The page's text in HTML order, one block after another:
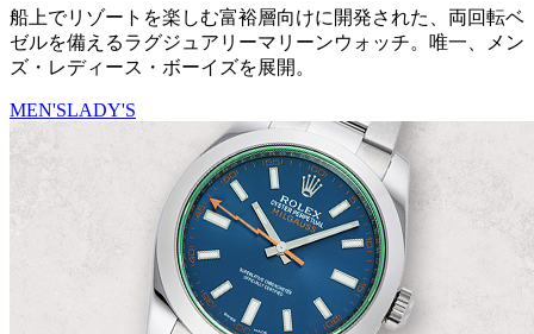
船上でリゾートを楽しむ富裕層向けに開発された、両回転ベ
ゼルを備えるラグジュアリーマリーンウォッチ。唯一、メン
ズ・レディース・ボーイズを展開。
MEN'SLADY'S